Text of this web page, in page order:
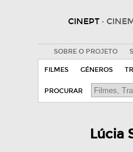
CINEPT ·
SOBRE O PROJETO
FILMES GÉNEROS
PROCURAR
Lúcia